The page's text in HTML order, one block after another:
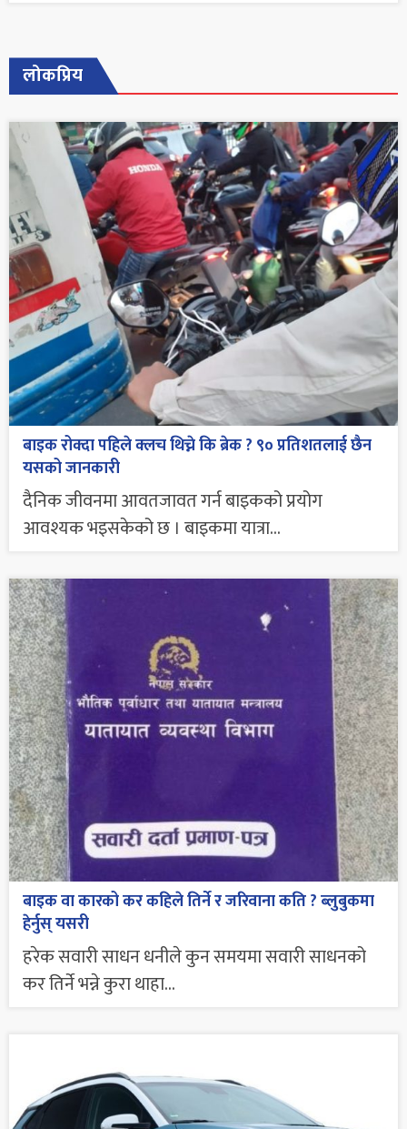
लोकप्रिय
बाइक रोक्दा पहिले क्लच थिच्ने कि ब्रेक ? ९० प्रतिशतलाई छैन
यसको जानकारी
दैनिक जीवनमा आवतजावत गर्न बाइकको प्रयोग
आवश्यक भइसकेको छ । बाइकमा यात्रा...
बाइक वा कारको कर कहिले तिर्ने र जरिवाना कति ? ब्लुबुकमा
हेर्नुस् यसरी
हरेक सवारी साधन धनीले कुन समयमा सवारी साधनको
कर तिर्ने भन्ने कुरा थाहा...